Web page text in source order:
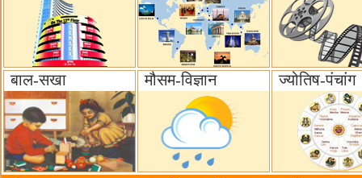
बाल-सखा मौसम-विज्ञान ज्योतिष-पंचांग